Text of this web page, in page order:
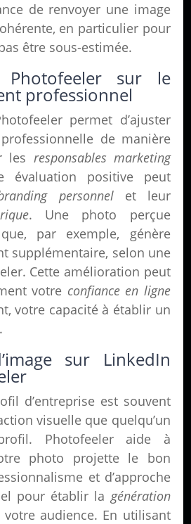
de renvoyer une image
en particulier pour
être sous-estimée.
Photofeeler sur le
professionnel
permet d’ajuster
de manière
les responsables marketing
évaluation positive peut
personnelet leur
. Une photo perçue
par exemple, génère
supplémentaire, selon une
Cette amélioration peut
votre confiance en ligne
votre capacité à établir un
sur LinkedIn
d’entreprise est souvent
visuelle que quelqu’un
Photofeeler aide à
photo projette le bon
et d’approche
pour établir lagénération
audience. En utilisant